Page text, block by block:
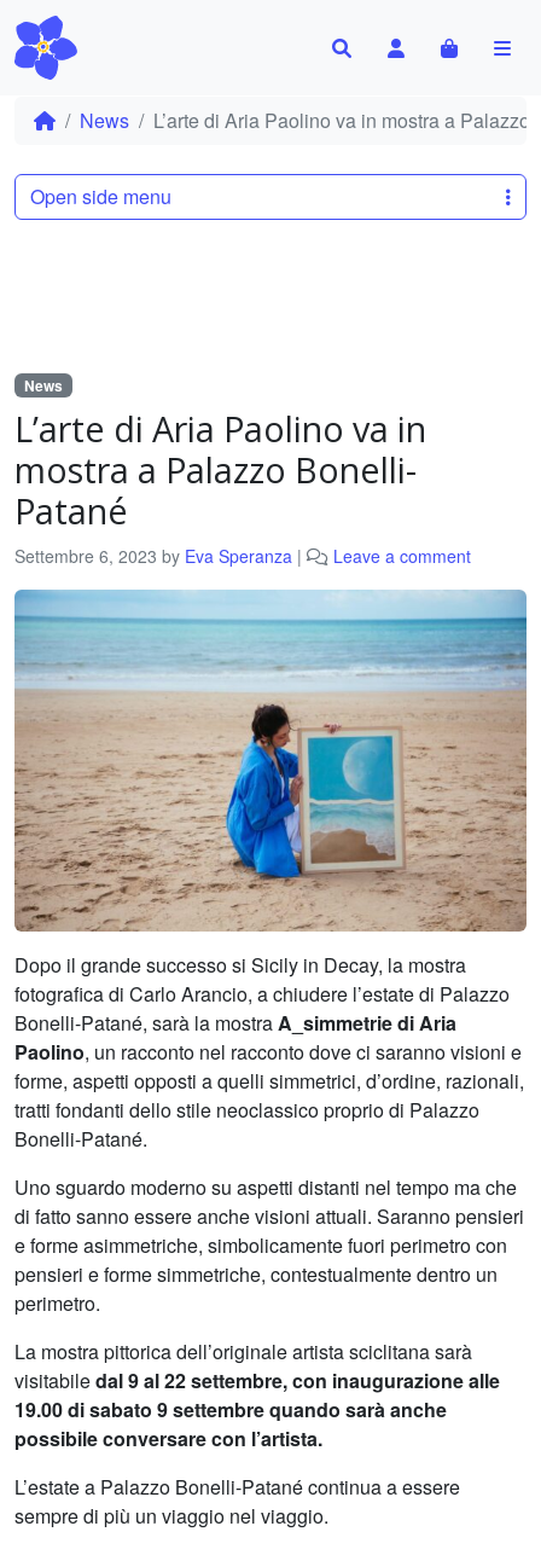
Search AccountCart
News L’arte di Aria Paolino va in mostra a
News
L’arte di Aria Paolino va in
mostra a Palazzo Bonelli-
Patané
Settembre 6, 2023 by Eva Speranza | Leave a comment
Dopo il grande successo si Sicily in Decay, la mostra
fotografica di Carlo Arancio, a chiudere l’estate di Palazzo
Bonelli-Patané, sarà la mostraA_simmetrie di Aria
Paolino, un racconto nel racconto dove ci saranno visioni e
forme, aspetti opposti a quelli simmetrici, d’ordine, razionali,
tratti fondanti dello stile neoclassico proprio di Palazzo
Bonelli-Patané.
Uno sguardo moderno su aspetti distanti nel tempo ma che
di fatto sanno essere anche visioni attuali. Saranno pensieri
e forme asimmetriche, simbolicamente fuori perimetro con
pensieri e forme simmetriche, contestualmente dentro un
perimetro.
La mostra pittorica dell’originale artista sciclitana sarà
visitabiledal 9 al 22 settembre, con inaugurazione alle
19.00 di sabato 9 settembre quando sarà anche
possibile conversare con l’artista.
L’estate a Palazzo Bonelli-Patané continua a essere
sempre di più un viaggio nel viaggio.
Open side menu